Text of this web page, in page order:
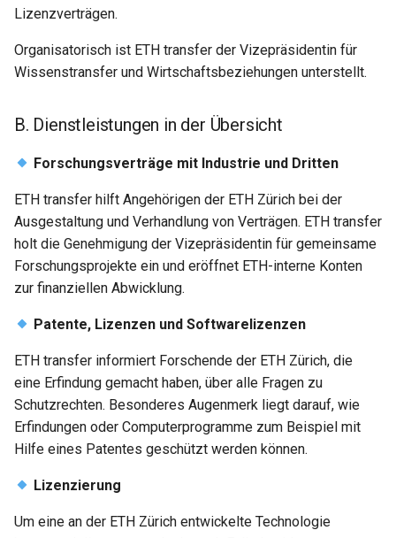
Lizenzverträgen.
Organisatorisch ist ETH transfer der Vizepräsidentin für
Wissenstransfer und Wirtschaftsbeziehungen unterstellt.
B. Dienstleistungen in der Übersicht
Forschungsverträge mit Industrie und Dritten
ETH transfer hilft Angehörigen der ETH Zürich bei der
Ausgestaltung und Verhandlung von Verträgen. ETH transfer
holt die Genehmigung der Vizepräsidentin für gemeinsame
Forschungsprojekte ein und eröffnet ETH-interne Konten
zur finanziellen Abwicklung.
Patente, Lizenzen und Softwarelizenzen
ETH transfer informiert Forschende der ETH Zürich, die
eine Erfindung gemacht haben, über alle Fragen zu
Schutzrechten. Besonderes Augenmerk liegt darauf, wie
Erfindungen oder Computerprogramme zum Beispiel mit
Hilfe eines Patentes geschützt werden können.
Lizenzierung
Um eine an der ETH Zürich entwickelte Technologie